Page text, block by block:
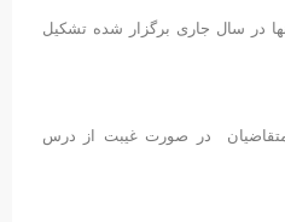
عملی آنها در سال جاری برگزار شده تشکیل
در صورت غیبت از درس